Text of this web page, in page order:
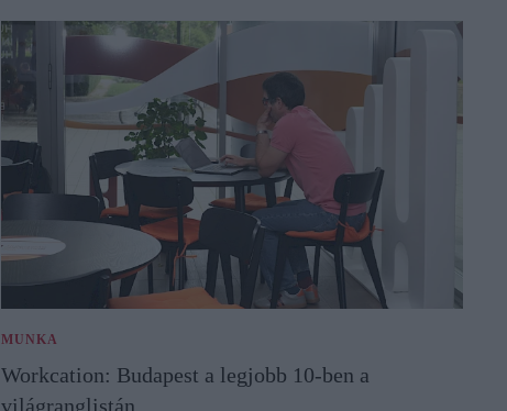
MUNKA
Workcation: Budapest a legjobb 10-ben a
világranglistán